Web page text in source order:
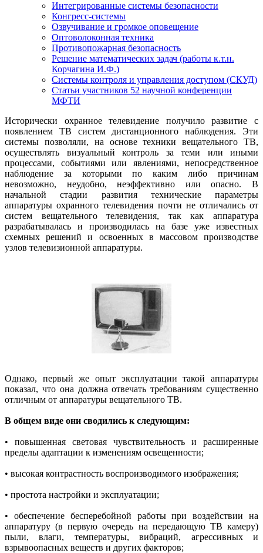
Интегрированные системы безопасности
Конгресс-системы
Озвучивание и громкое оповещение
Оптоволоконная техника
Противопожарная безопасность
Решение математических задач (работы к.т.н.
Корчагина И.Ф.)
Системы контроля и управления доступом (СКУД)
Статьи участников 52 научной конференции
МФТИ
Исторически охранное телевидение получило развитие с
появлением ТВ систем дистанционного наблюдения. Эти
системы позволяли, на основе техники вещательного ТВ,
осуществлять визуальный контроль за теми или иными
процессами, событиями или явлениями, непосредственное
наблюдение за которыми по каким либо причинам
невозможно, неудобно, неэффективно или опасно. В
начальной стадии развития технические параметры
аппаратуры охранного телевидения почти не отличались от
систем вещательного телевидения, так как аппаратура
разрабатывалась и производилась на базе уже известных
схемных решений и освоенных в массовом производстве
узлов телевизионной аппаратуры.
Однако, первый же опыт эксплуатации такой аппаратуры
показал, что она должна отвечать требованиям существенно
отличным от аппаратуры вещательного ТВ.
В общем виде они сводились к следующим:
• повышенная световая чувствительность и расширенные
пределы адаптации к изменениям освещенности;
• высокая контрастность воспроизводимого изображения;
• простота настройки и эксплуатации;
• обеспечение бесперебойной работы при воздействии на
аппаратуру (в первую очередь на передающую ТВ камеру)
пыли, влаги, температуры, вибраций, агрессивных и
взрывоопасных веществ и других факторов;